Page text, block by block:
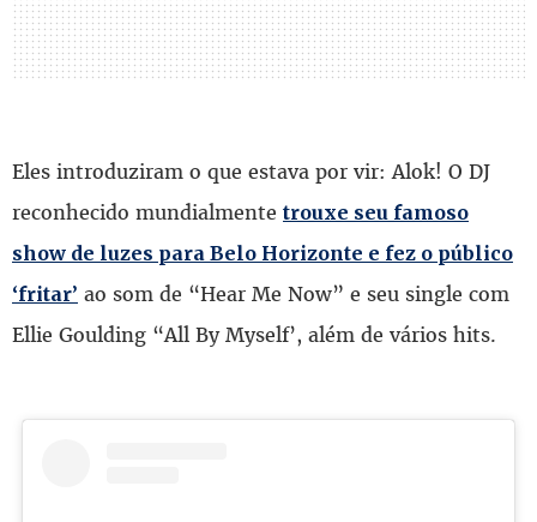
Eles introduziram o que estava por vir: Alok! O DJ
reconhecido mundialmente trouxe seu famoso
show de luzes para Belo Horizonte e fez o público
‘fritar’ ao som de “Hear Me Now” e seu single com
Ellie Goulding “All By Myself’, além de vários hits.